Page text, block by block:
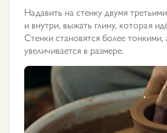
Надавить на стенку двумя
и внутри, выжать глину, которая
Стенки становятся более
увеличивается в размере.